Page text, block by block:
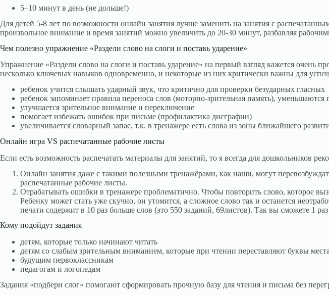
5–10 минут в день (не дольше!)
Для детей 5-8 лет по возможности онлайн занятия лучше заменить на занятия с
произвольное внимание и время занятий можно увеличить до 20-30 минут, разбавляя
Чем полезно упражнение «Раздели слово на слоги и поставь ударение»
Упражнение «Раздели слово на слоги и поставь ударение» на первый взгляд кажется
несколько ключевых навыков одновременно, и некоторые из них критически важны для
ребенок учится слышать ударный звук, что критично для проверки безударных гласных
ребенок запоминает правила переноса слов (моторно-зрительная память),
улучшается зрительное внимание и переключение
помогает избежать ошибок при письме (профилактика дисграфии)
увеличивается словарный запас, т.к. в тренажере есть слова из зоны ближайшего
Онлайн игра VS распечатанные рабочие листы
Если есть возможность распечатать материалы для занятий, то я всегда для дошкольников
Онлайн занятия даже с такими полезными тренажёрами, как наши, могут
распечатанные рабочие листы.
Отрабатывать ошибки в тренажере проблематично. Чтобы повторить слово, которое
Ребенку может стать уже скучно, он утомится, а сложное слово так и останется
печати содержит в 10 раз больше слов (это 550 заданий, 69листов). Так вы сможете 1
Кому подойдут задания
детям, которые только начинают читать
детям со слабым зрительным вниманием, которые при чтении переставляют буквы
будущим первоклассникам
педагогам и логопедам
Задания «подбери слог» помогают сформировать прочную базу для чтения и письма без